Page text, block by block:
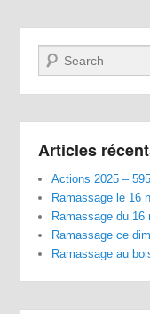
Recherche
Articles
Actions 2025 –
Ramassage le 16
Ramassage du 16
Ramassage ce
Ramassage au